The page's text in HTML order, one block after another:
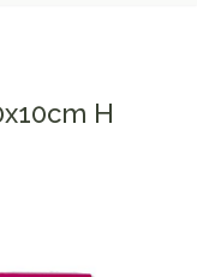
H